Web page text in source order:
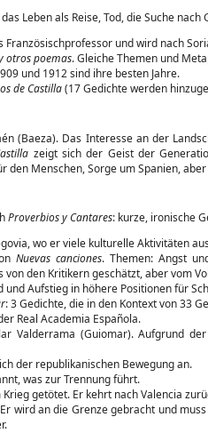
Leben als Reise, Tod, die Suche nach
Französischprofessor und wird nach
otros poemas. Gleiche Themen und
und 1912 sind ihre besten Jahre.
de Castilla(17 Gedichte werden
(Baeza). Das Interesse an der
zeigt sich der Geist der
den Menschen, Sorge um Spanien,
Proverbios y Cantares: kurze, ironische
wo er viele kulturelle Aktivitäten
Nuevas canciones. Themen: Angst
von den Kritikern geschätzt, aber vom
und Aufstieg in höhere Positionen für
: 3 Gedichte, die in den Kontext von 33
Real Academia Española.
Valderrama (Guiomar). Aufgrund
der republikanischen Bewegung an.
was zur Trennung führt.
getötet. Er kehrt nach Valencia
wird an die Grenze gebracht und